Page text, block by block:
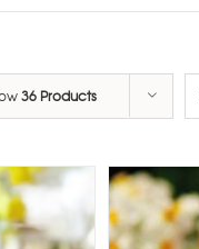
36 Products